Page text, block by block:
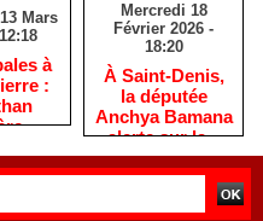
Mars
à
:
après
Mercredi 18
Février 2026 -
18:20
​À Saint-Denis,
la députée
Anchya Bamana
alerte sur la «
double peine »
vécue par